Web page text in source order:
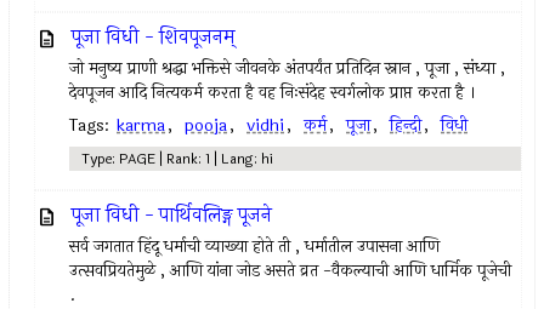
पूजा विधी - शिवपूजनम्
जो मनुष्य प्राणी श्रद्धा भक्तिसे जीवनके अंतपर्यंत प्रतिदिन स्नान , पूजा , संध्या ,
देवपूजन आदि नित्यकर्म करता है वह निःसंदेह स्वर्गलोक प्राप्त करता है ।
Tags: karma, pooja, vidhi, कर्म, पूजा, हिन्दी, विधी
Type: PAGE | Rank: 1 | Lang: hi
पूजा विधी - पार्थिवलिङ्ग पूजने
सर्व जगतात हिंदू धर्माची व्याख्या होते ती , धर्मातील उपासना आणि
उत्सवप्रियतेमुळे , आणि यांना जोड असते व्रत -वैकल्याची आणि धार्मिक पूजेची
.